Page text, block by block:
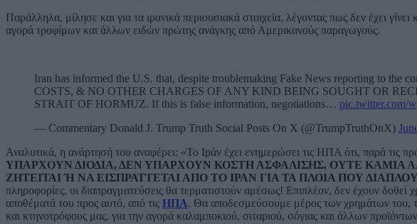
Παράλληλα, μίλησε και για τα ιρανικά περιουσιακά στοιχεία, λέγοντας πως δεν έχει
αγορά τροφίμων και άλλων ειδών πρώτης ανάγκης από Αμερικανούς παραγωγούς.
Iran has informed the U.S. that, despite troublemaking Fake News reporting to the
COSTS, & NO OTHER CHARGES OF ANY KIND BEING SOUGHT OR
STRAIT OF HORMUZ. If this is false information, negotiations… pic.twitter.com/
— Commentary Donald J. Trump Truth Social Posts On X (@TrumpTruthOnX)
Αναλυτικά, η ανάρτησή του αναφέρει: «Το Ιράν έχει ενημερώσει τις ΗΠΑ ότι, παρά τις
ΥΠΑΡΧΟΥΝ ΔΙΟΔΙΑ, ΔΕΝ ΥΠΑΡΧΟΥΝ ΚΟΣΤΗ ΑΣΦΑΛΙΣΗΣ, ΟΥΤΕ ΚΑΜΙΑ
ΖΗΤΕΙΤΑΙ Ή ΝΑ ΕΙΣΠΡΑΤΤΕΤΑΙ ΑΠΟ ΤΟ ΙΡΑΝ ΓΙΑ ΤΑ ΠΛΟΙΑ ΠΟΥ
πληροφορίες, οι διαπραγματεύσεις θα τερματιστούν αμέσως! Επιπλέον, δεν έχουν
αποθέματά του προς αυτό, από τις ΗΠΑ. Θα αποδεσμεύσουμε μέρος των χρημάτων του,
και κτηνοτρόφους μας, για την αγορά καλαμποκιού, σιταριού, σόγιας και άλλων